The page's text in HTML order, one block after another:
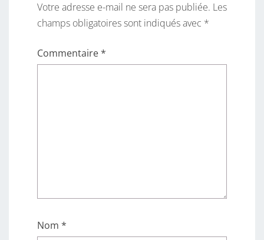
Votre adresse e-mail ne sera pas publiée. Les
champs obligatoires sont indiqués avec *
Commentaire*
Nom *